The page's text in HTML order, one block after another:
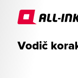
Vodič